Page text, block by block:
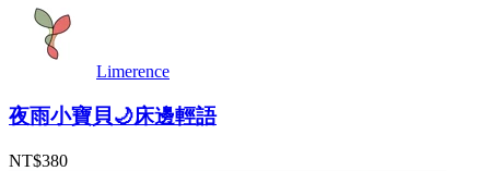
Limerence
夜雨小寶貝🌙床邊輕語
NT$380